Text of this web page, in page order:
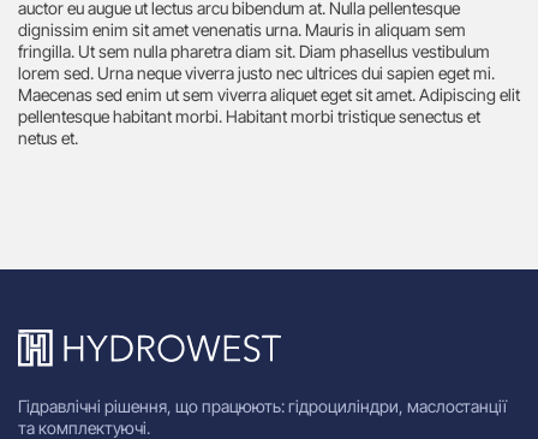
auctor eu augue ut lectus arcu bibendum at. Nulla pellentesque
dignissim enim sit amet venenatis urna. Mauris in aliquam sem
fringilla. Ut sem nulla pharetra diam sit. Diam phasellus vestibulum
lorem sed. Urna neque viverra justo nec ultrices dui sapien eget mi.
Maecenas sed enim ut sem viverra aliquet eget sit amet. Adipiscing elit
pellentesque habitant morbi. Habitant morbi tristique senectus et
netus et.
Гідравлічні рішення, що працюють: гідроциліндри, маслостанції
та комплектуючі.